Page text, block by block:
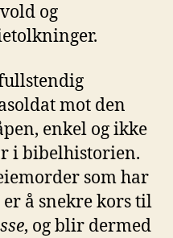
og
mot den
enkel og ikke
i bibelhistorien.
som har
er å snekre kors til
, og blir dermed